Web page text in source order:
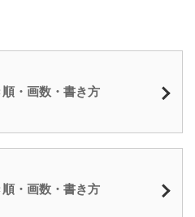
順・画数・書き方
順・画数・書き方